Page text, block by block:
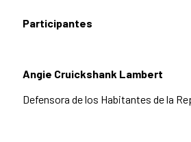
Participantes
Angie Cruickshank Lambert
Defensora de los Habitantes de la